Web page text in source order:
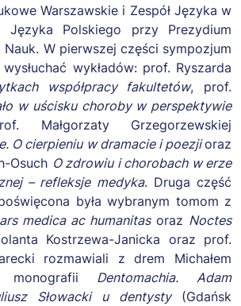
Warszawskie i Zespół Języka w
Języka Polskiego przy Prezydium
Nauk. W pierwszej części sympozjum
wykładów: prof. Ryszarda
współpracy fakultetów, prof.
w uścisku choroby w perspektywie
Małgorzaty Grzegorzewskiej
O cierpieniu w dramacie i poezjioraz
Osuch O zdrowiu i chorobach w erze
– refleksje medyka. Druga część
była wybranym tomom z
ars medica ac humanitasoraz Noctes
Kostrzewa-Janicka oraz prof.
rozmawiali z drem Michałem
monografii Dentomachia. Adam
Słowacki u dentysty (Gdańsk